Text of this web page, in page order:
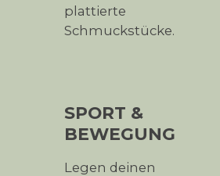
plattierte
Schmuckstücke.
SPORT &
BEWEGUNG
Legen deinen